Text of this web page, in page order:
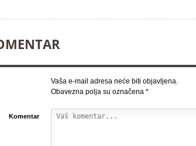
Vaša e-mail adresa neće biti objavljena.
Obavezna polja su označena *
Komentar